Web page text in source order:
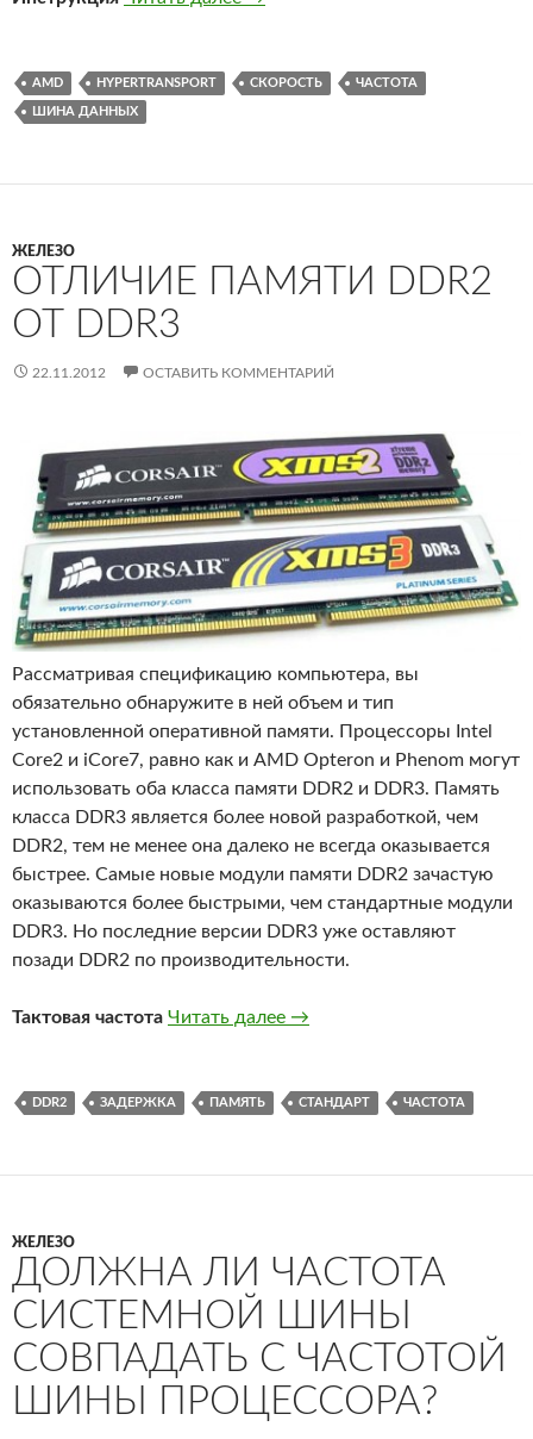
AMD HYPERTRANSPORT СКОРОСТЬ ЧАСТОТА
ШИНА ДАННЫХ
ЖЕЛЕЗО
ОТЛИЧИЕ ПАМЯТИ DDR2
ОТ DDR3
22.11.2012 ОСТАВИТЬ КОММЕНТАРИЙ
Рассматривая спецификацию компьютера, вы
обязательно обнаружите в ней объем и тип
установленной оперативной памяти. Процессоры Intel
Core2 и iCore7, равно как и AMD Opteron и Phenom могут
использовать оба класса памяти DDR2 и DDR3. Память
класса DDR3 является более новой разработкой, чем
DDR2, тем не менее она далеко не всегда оказывается
быстрее. Самые новые модули памяти DDR2 зачастую
оказываются более быстрыми, чем стандартные модули
DDR3. Но последние версии DDR3 уже оставляют
позади DDR2 по производительности.
Тактовая частота Читать далее Отличие памяти DDR2 от
→
DDR2 ЗАДЕРЖКА ПАМЯТЬ СТАНДАРТ ЧАСТОТА
ЖЕЛЕЗО
ДОЛЖНА ЛИ ЧАСТОТА
СИСТЕМНОЙ ШИНЫ
СОВПАДАТЬ С ЧАСТОТОЙ
ШИНЫ ПРОЦЕССОРА?